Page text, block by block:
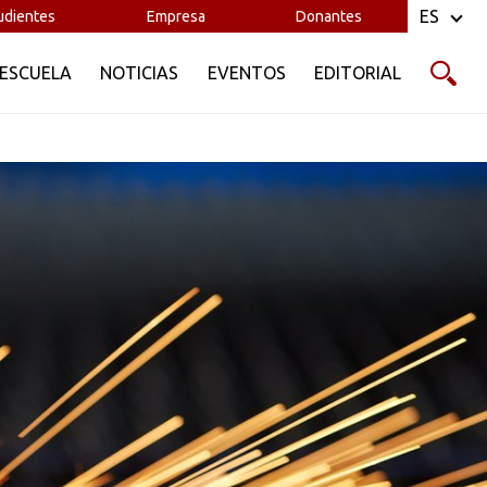
Empresa Donantes
NOTICIAS EVENTOS EDITORIAL
ES
metálicos y evaluación de integridad
para asegurar el cumplimiento de
con enfoque en la prevención de
en procesos metalúrgicos e